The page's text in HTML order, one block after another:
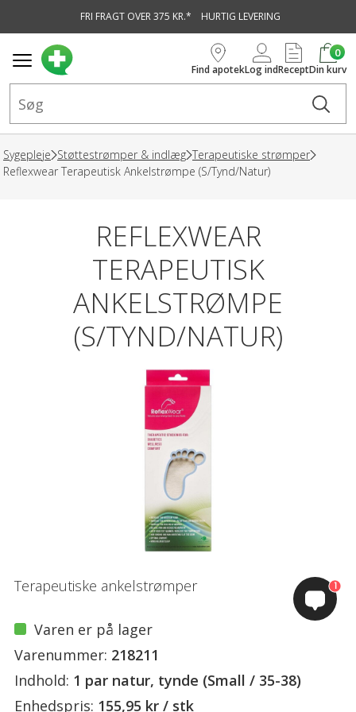
FRI FRAGT OVER 375 KR.* HURTIG LEVERING
Find apotekLog indRecept
0
Din kurv
Sygepleje Støttestrømper & indlæg Terapeutiske strømper
Reflexwear Terapeutisk Ankelstrømpe (S/Tynd/Natur)
REFLEXWEAR
TERAPEUTISK
ANKELSTRØMPE
(S/TYND/NATUR)
Terapeutiske ankelstrømper
Varen er på lager
Varenummer: 218211
Indhold: 1 par natur, tynde (Small / 35-38)
Enhedspris: 155,95 kr / stk
1